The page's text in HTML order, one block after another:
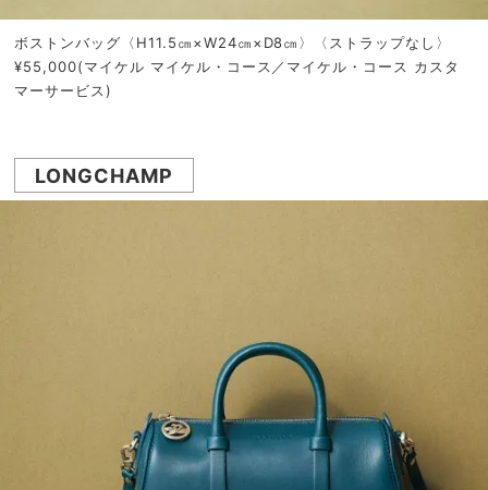
ボストンバッグ〈H11.5㎝×W24㎝×D8㎝〉〈ストラップなし〉
¥55,000(マイケル マイケル・コース／マイケル・コース カスタ
マーサービス)
LONGCHAMP